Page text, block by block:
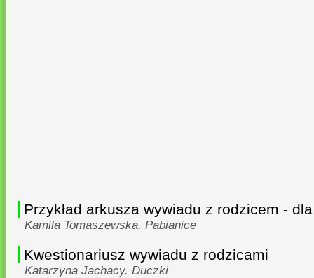
Przykład arkusza wywiadu z rodzicem -
Kamila Tomaszewska. Pabianice
Kwestionariusz wywiadu z rodzicami
Katarzyna Jachacy. Duczki